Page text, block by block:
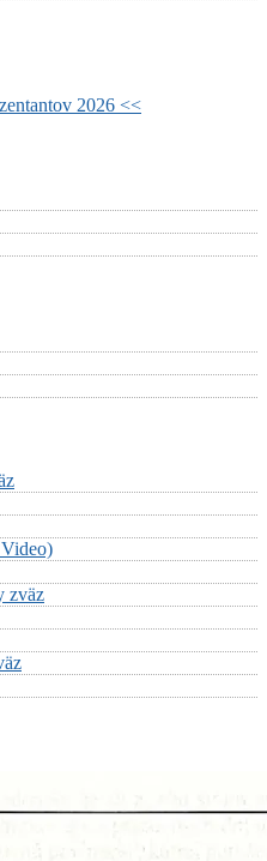
2026 <<
zväz